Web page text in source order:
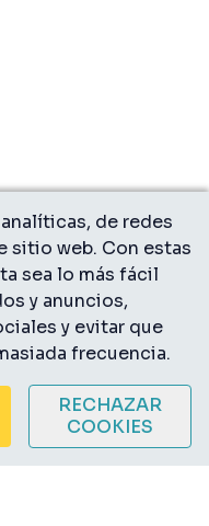
de redes
sitio web. Con estas
sea lo más fácil
y anuncios,
y evitar que
frecuencia.
RECHAZAR
COOKIES